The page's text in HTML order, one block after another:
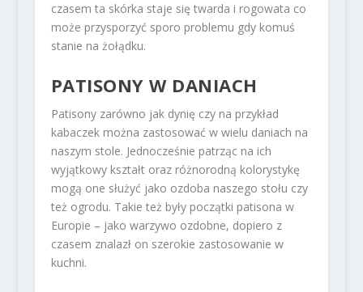
czasem ta skórka staje się twarda i rogowata co
może przysporzyć sporo problemu gdy komuś
stanie na żołądku.
PATISONY W DANIACH
Patisony zarówno jak dynię czy na przykład
kabaczek można zastosować w wielu daniach na
naszym stole. Jednocześnie patrząc na ich
wyjątkowy kształt oraz różnorodną kolorystykę
mogą one służyć jako ozdoba naszego stołu czy
też ogrodu. Takie też były początki patisona w
Europie – jako warzywo ozdobne, dopiero z
czasem znalazł on szerokie zastosowanie w
kuchni.